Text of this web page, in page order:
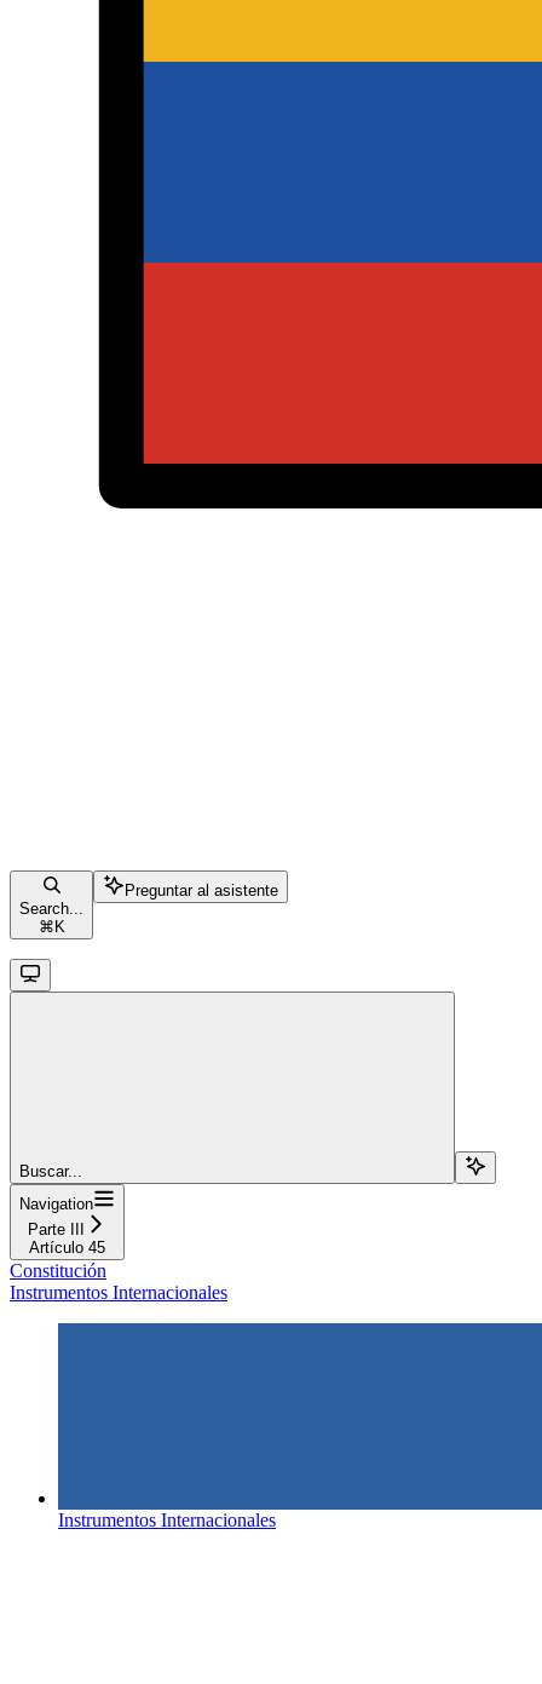
Search...
⌘ K
Preguntar al asistente
Buscar...
Navigation
Parte III
Artículo 45
Constitución
Instrumentos Internacionales
Instrumentos Internacionales